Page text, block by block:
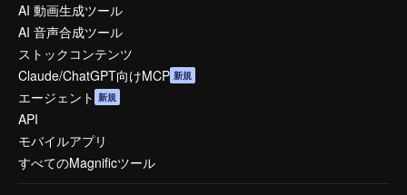
AI 動画生成ツール
AI 音声合成ツール
ストックコンテンツ
Claude/ChatGPT向けMCP 新規
エージェント 新規
API
モバイルアプリ
すべてのMagnificツール